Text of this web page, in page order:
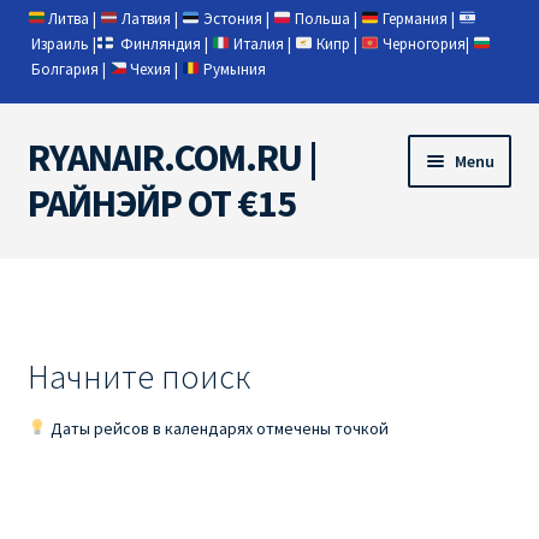
Литва | Латвия | Эстония | Польша | Германия |
Израиль | Финляндия | Италия | Кипр | Черногория|
Болгария | Чехия | Румыния
Skip
to
navigation
Skip
to
content
RYANAIR.COM.RU |
РАЙНЭЙР ОТ €15
Menu
RYANAIR PL ОТ € 9
Начните поиск
Даты рейсов в календарях отмечены точкой